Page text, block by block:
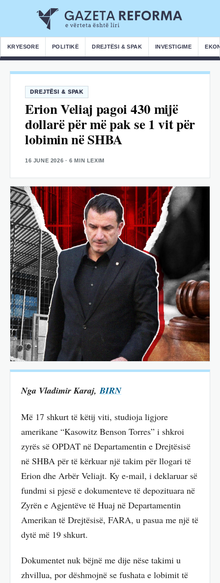
KRYESORE POLITIKË DREJTËSI & SPAK INVESTIGIME
DREJTËSI & SPAK
Erion Veliaj pagoi 430 mijë
dollarë për më pak se 1 vit për
lobimin në SHBA
16 JUNE 2026 · 6 MIN LEXIM
Nga Vladimir Karaj,BIRN
Më 17 shkurt të këtij viti, studioja ligjore
amerikane “Kasowitz Benson Torres” i shkroi
zyrës së OPDAT në Departamentin e Drejtësisë
në SHBA për të kërkuar një takim për llogari të
Erion dhe Arbër Veliajt. Ky e-mail, i deklaruar së
fundmi si pjesë e dokumenteve të depozituara në
Zyrën e Agjentëve të Huaj në Departamentin
Amerikan të Drejtësisë, FARA, u pasua me një të
dytë më 19 shkurt.
Dokumentet nuk bëjnë me dije nëse takimi u
zhvillua, por dëshmojnë se fushata e lobimit të